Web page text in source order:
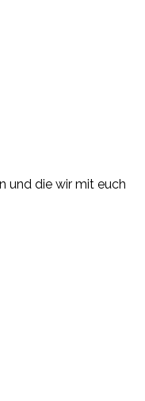
und die wir mit euch